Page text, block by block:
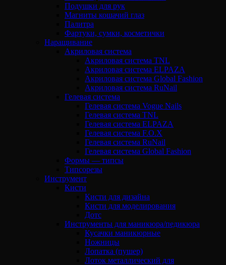
Подушки для рук
Магниты кошачий глаз
Палитра
Фартуки, сумки, косметички
Наращивание
Акриловая система
Акриловая система TNL
Акриловая система ELPAZA
Акриловая система Global Fashion
Акриловая система RuNail
Гелевая система
Гелевая система Vogue Nails
Гелевая система TNL
Гелевая система ELPAZA
Гелевая система F.O.X
Гелевая система RuNail
Гелевая система Global Fashion
Формы — типсы
Типсорезы
Инструмент
Кисти
Кисти для дизайна
Кисти для моделирования
Дотс
Инструменты для маникюра/педикюра
Кусачки маникюрные
Ножницы
Лопатка (пушер)
Лоток металлический для